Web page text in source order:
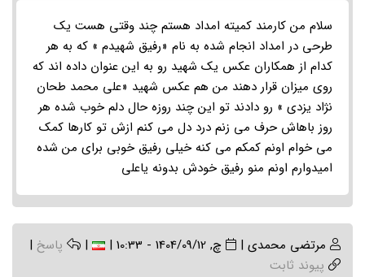
سلام من کارمند کمیته امداد هستم چند وقتی هست یک
طرحی در امداد انجام شده به نام «رفیق شهیدم » که به هر
کدام از همکاران عکس یک شهید رو به این عنوان داده اند که
روی میزان قرار دهند من هم عکس شهید «علی محمد طحان
نژاد یزدی » رو دادند تو این چند روزه حال دلم خوب شده هر
روز باهاش حرف می زنم درد دل می کنم ازش تو کارها کمک
می خوام اونم کمکم می کنه خیلی رفیق خوبی برای من شده
امیدوارم اونم منو رفیق خودش بدونه یاعلی
مرتضی محمدی | چ, 1404/09/12 - 10:33 |
| پاسخ |
پیوند ثابت